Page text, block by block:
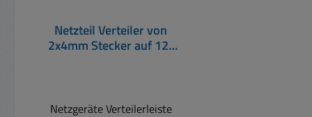
Netzteil Verteiler von
2x4mm Stecker auf 12x
Netzgeräte Verteilerleiste